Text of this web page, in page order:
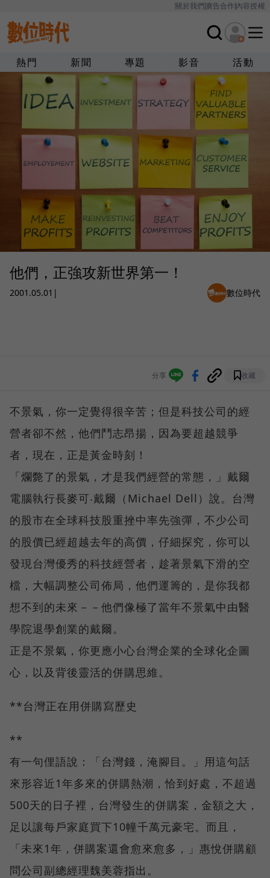
關於我們廣告合作內容授權
熱門 新聞 專題 影音 活動
他們，正強攻新世界第一！
2001.05.01 | 數位時代
分享 收藏
不景氣，你一定覺得很辛苦；但是科技公司的經
營者卻不然，他們鬥志昂揚，因為要超越競爭
者，現在，正是黃金時刻！
「爛斃了的景氣，才是我們經營的常態，」戴爾
電腦執行長麥可‧戴爾（Michael Dell）說。台灣
的股市在全球科技股重挫中率先強彈，不少公司
的股價已經超越去年的高價，仔細探究，你可以
發現台灣優秀的科技經營者，趁著景氣下滑的空
檔，大幅調整公司佈局，他們運籌的，是你我都
想不到的未來－－他們像極了當年不景氣中由醫
學院退學創業的戴爾。
正是不景氣，你更應小心台灣企業的全球化企圖
心，以及背後靈活的併購思維。
**台灣正在用併購寫歷史
**
有一句俚語說：「台灣錢，淹腳目。」用這句話
來形容近1年多來的併購熱潮，恰到好處，不超過
500天的日子裡，台灣發生的併購案，金額之大，
足以讓每戶家庭買下10幢千萬元豪宅。而且，
「未來1年，併購案還會愈來愈多，」惠悅併購顧
問公司副總經理魏美蓉指出。